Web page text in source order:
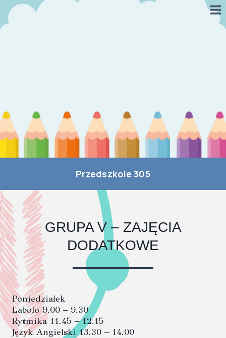
Przejdź
do
Przedszkole 305
GRUPA V – ZAJĘCIA
DODATKOWE
Poniedziałek
Labolo 9.00 – 9.30
Rytmika 11.45 – 12.15
Język Angielski 13.30 – 14.00